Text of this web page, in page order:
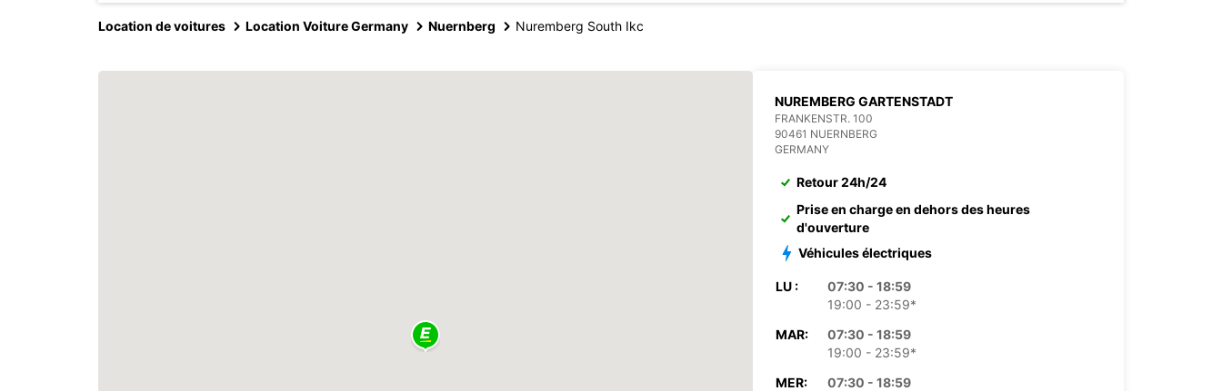
Location de voitures Location Voiture Germany Nuernberg Nuremberg South Ikc
NUREMBERG GARTENSTADT
FRANKENSTR. 100
90461 NUERNBERG
GERMANY
Retour 24h/24
Prise en charge en dehors des heures
d'ouverture
Véhicules électriques
LU :
07:30 - 18:59
19:00 - 23:59*
MAR:
07:30 - 18:59
19:00 - 23:59*
MER:
07:30 - 18:59